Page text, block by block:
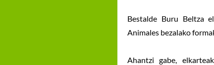
Bestalde Buru Beltza
Animales bezalako
Ahantzi gabe,